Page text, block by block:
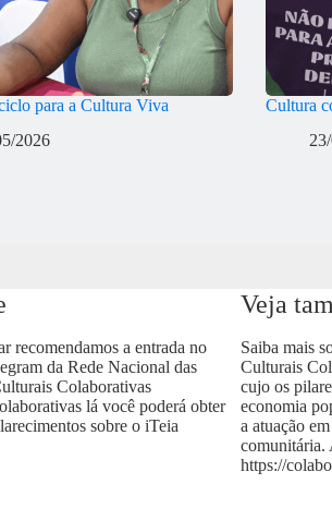
para a Cultura Viva
2026
Cultura
recomendamos a entrada no
da Rede Nacional das
Colaborativas
lá você poderá obter
sobre o iTeia
Veja
Saiba mais
Culturais
cujo os
economia
a atuação
comunitária.
https://